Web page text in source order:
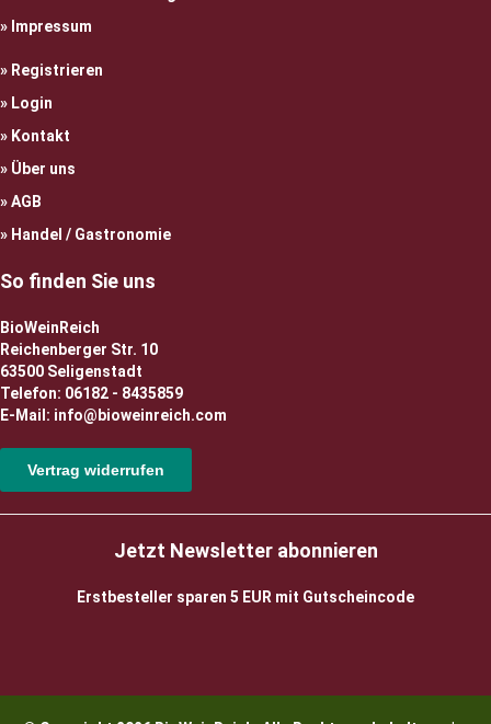
Impressum
Registrieren
Login
Kontakt
Über uns
AGB
Handel / Gastronomie
So finden Sie uns
BioWeinReich
Reichenberger Str. 10
63500 Seligenstadt
Telefon: 06182 - 8435859
E-Mail: info@bioweinreich.com
Vertrag widerrufen
Jetzt Newsletter abonnieren
Erstbesteller sparen 5 EUR mit Gutscheincode